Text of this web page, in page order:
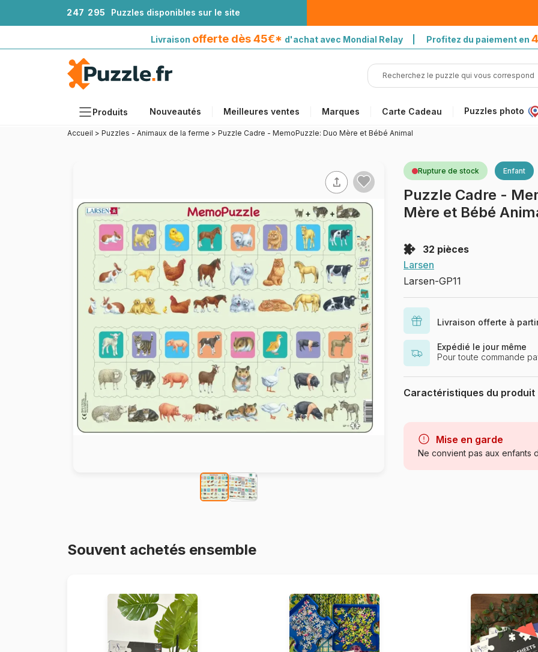
247 295 Puzzles disponibles sur le site
Livraison offerte dès 45€* d'achat avec Mondial Relay | Profitez du paiement en
Produits Nouveautés Meilleures ventes Marques Carte Cadeau Puzzles photo
Âges
Artistes
Accessoires
Puzzles en bois
Peinture au numéro
avec Mondial Relay
Accueil > Puzzles - Animaux de la ferme > Puzzle Cadre - MemoPuzzle: Duo Mère et Bébé Animal
Rupture de stock Enfant
Puzzle Cadre -
Mère et Bébé
32 pièces
Larsen
Larsen-GP11
Livraison offerte à
Expédié le jour même
Pour toute commande
Caractéristiques du produit
Catégorie
Age
Mise en garde
Ne convient pas aux enfants
Souvent achetés ensemble